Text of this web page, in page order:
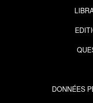
DONNÉES